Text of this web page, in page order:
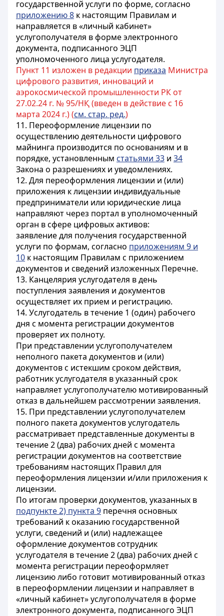
государственной услуги по форме, согласно
приложению 8 к настоящим Правилам и
направляется в «личный кабинет»
услугополучателя в форме электронного
документа, подписанного ЭЦП
уполномоченного лица услугодателя.
Пункт 11 изложен в редакции приказа Министра
цифрового развития, инноваций и
аэрокосмической промышленности РК от
27.02.24 г. № 95/НҚ (введен в действие с 16
марта 2024 г.) (см. стар. ред.)
11. Переоформление лицензии по
осуществлению деятельности цифрового
майнинга производится по основаниям и в
порядке, установленным статьями 33 и 34
Закона о разрешениях и уведомлениях.
12. Для переоформления лицензии и (или)
приложения к лицензии индивидуальные
предприниматели или юридические лица
направляют через портал в уполномоченный
орган в сфере цифровых активов:
заявление для получения государственной
услуги по формам, согласно приложениям 9 и
10 к настоящим Правилам с приложением
документов и сведений изложенных Перечне.
13. Канцелярия услугодателя в день
поступления заявления и документов
осуществляет их прием и регистрацию.
14. Услугодатель в течение 1 (один) рабочего
дня с момента регистрации документов
проверяет их полноту.
При представлении услугополучателем
неполного пакета документов и (или)
документов с истекшим сроком действия,
работник услугодателя в указанный срок
направляет услугополучателю мотивированный
отказ в дальнейшем рассмотрении заявления.
15. При представлении услугополучателем
полного пакета документов услугодатель
рассматривает представленные документы в
течение 2 (два) рабочих дней с момента
регистрации документов на соответствие
требованиям настоящих Правил для
переоформления лицензии и/или приложения к
лицензии.
По итогам проверки документов, указанных в
подпункте 2) пункта 9 перечня основных
требований к оказанию государственной
услуги, сведений и (или) надлежащее
оформление документов сотрудник
услугодателя в течение 2 (два) рабочих дней с
момента регистрации переоформляет
лицензию либо готовит мотивированный отказ
в переоформлении лицензии и направляет в
«личный кабинет» услугополучателя в форме
электронного документа, подписанного ЭЦП